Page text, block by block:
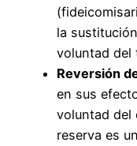
la
voluntad del
Reversión
en sus
voluntad del
reserva es